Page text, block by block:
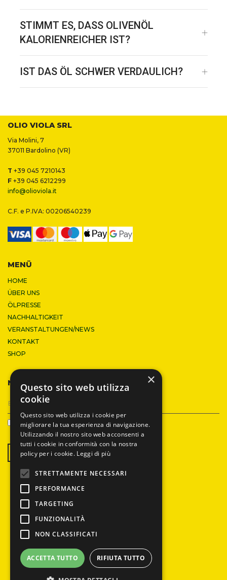
STIMMT ES, DASS OLIVENÖL
KALORIENREICHER IST?
IST DAS ÖL SCHWER VERDAULICH?
OLIO VIOLA SRL
Via Molini, 7
37011 Bardolino (VR)
T +39 045 7210143
F +39 045 6212299
info@olioviola.it
C.F. e P.IVA: 00206540239
MENÜ
HOME
ÜBER UNS
ÖLPRESSE
NACHHALTIGKEIT
VERANSTALTUNGEN/NEWS
KONTAKT
SHOP
NEWSLETTER
DATENSCHUTZ
REGISTRIEREN SIE SICH
Oleificio a Verona dal 1950
PSR Veneto 2014-2020
Privacy & Cookie Policy
Verkaufsbedingungen
×
Questo sito web utilizza
cookie
Questo sito web utilizza i cookie per
migliorare la tua esperienza di navigazione.
Utilizzando il nostro sito web acconsenti a
tutti i cookie in conformità con la nostra
policy per i cookie. Leggi di più
STRETTAMENTE NECESSARI
PERFORMANCE
TARGETING
FUNZIONALITÀ
NON CLASSIFICATI
ACCETTA TUTTO RIFIUTA TUTTO